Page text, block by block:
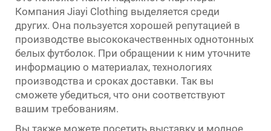
Компания Jiayi Clothing выделяется среди
других. Она пользуется хорошей репутацией в
производстве высококачественных однотонных
белых футболок. При обращении к ним уточните
информацию о материалах, технологиях
производства и сроках доставки. Так вы
сможете убедиться, что они соответствуют
вашим требованиям.
Вы также можете посетить выставку и модное